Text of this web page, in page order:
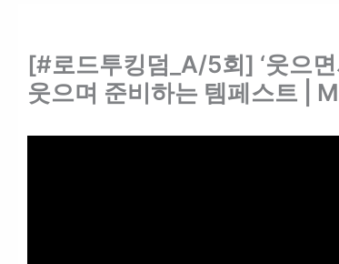
[#로드투킹덤_A/5회] ‘웃으
웃으며 준비하는 템페스트 |